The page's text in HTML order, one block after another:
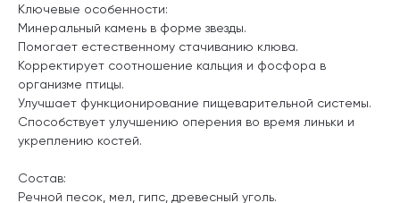
Ключевые особенности:
Минеральный камень в форме звезды.
Помогает естественному стачиванию клюва.
Корректирует соотношение кальция и фосфора в
организме птицы.
Улучшает функционирование пищеварительной системы.
Способствует улучшению оперения во время линьки и
укреплению костей.
Состав:
Речной песок, мел, гипс, древесный уголь.